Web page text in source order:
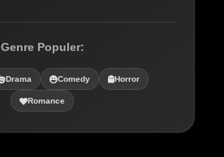
Genre Populer:
Drama Comedy Horror
Romance